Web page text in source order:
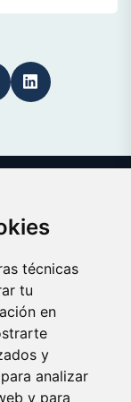
técnicas
tu
en
y
analizar
y para